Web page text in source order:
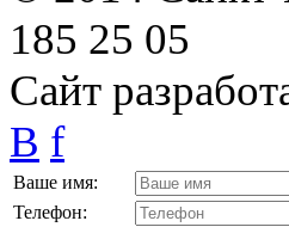
185 25 05
Сайт
B f
Ваше имя:
Телефон: